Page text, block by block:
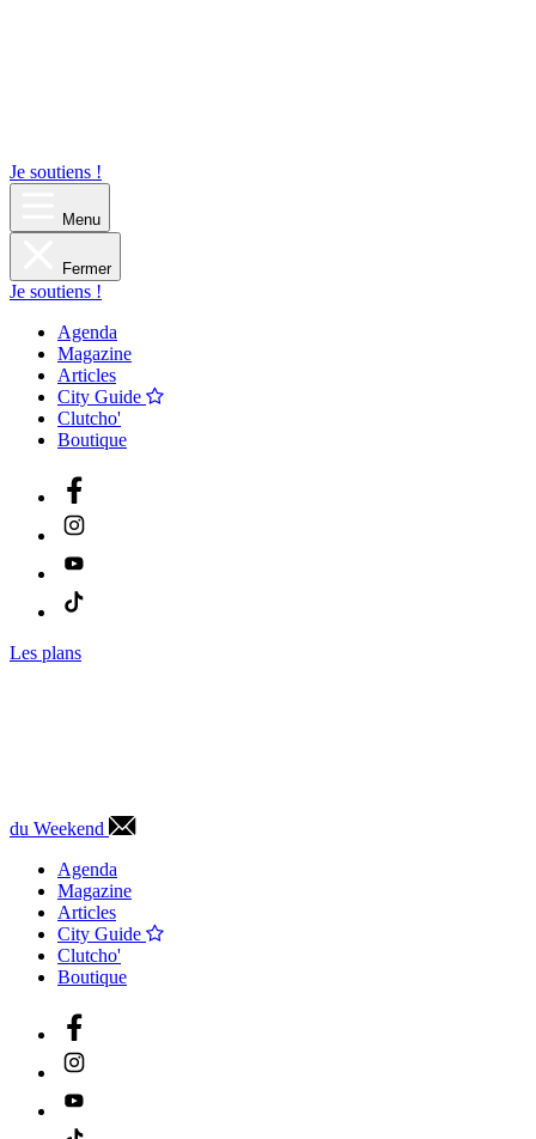
Je soutiens !
Menu
Fermer
Je soutiens !
Agenda
Magazine
Articles
City Guide
Clutcho'
Boutique
Les plans
du Weekend
Agenda
Magazine
Articles
City Guide
Clutcho'
Boutique